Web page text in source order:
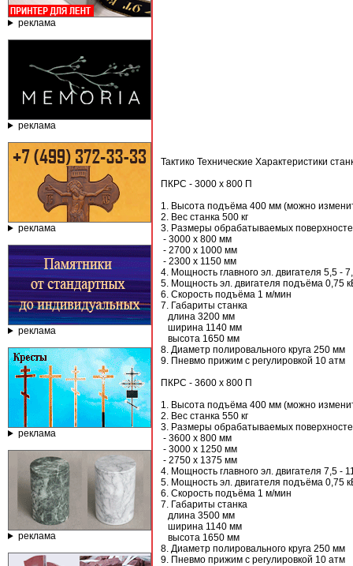
реклама
реклама
реклама
реклама
реклама
реклама
Тактико Технические Характеристики
ПКРС - 3000 х 800 П
1. Высота подъёма 400 мм (можно
2. Вес станка 500 кг
3. Размеры обрабатываемых
- 3000 х 800 мм
- 2700 х 1000 мм
- 2300 х 1150 мм
4. Мощность главного эл. двигателя 5,5 -
5. Мощность эл. двигателя подъёма 0,75
6. Скорость подъёма 1 м/мин
7. Габариты станка
длина 3200 мм
ширина 1140 мм
высота 1650 мм
8. Диаметр полировального круга 250 мм
9. Пневмо прижим с регулировкой 10 атм
ПКРС - 3600 х 800 П
1. Высота подъёма 400 мм (можно
2. Вес станка 550 кг
3. Размеры обрабатываемых
- 3600 х 800 мм
- 3000 х 1250 мм
- 2750 х 1375 мм
4. Мощность главного эл. двигателя 7,5 -
5. Мощность эл. двигателя подъёма 0,75
6. Скорость подъёма 1 м/мин
7. Габариты станка
длина 3500 мм
ширина 1140 мм
высота 1650 мм
8. Диаметр полировального круга 250 мм
9. Пневмо прижим с регулировкой 10 атм